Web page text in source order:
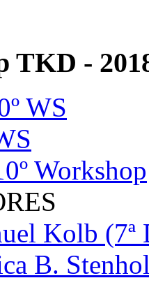
TKD -
WS
Workshop
Kolb (7ª
B.